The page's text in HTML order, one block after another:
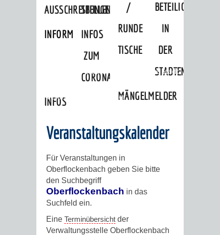
AUSSCHREIBUNGEN
INFORMATIONSPFLICHTEN
STELLENANGEBOTE
INFOS
ZUM
CORONAVIRUS
INFOS
ZUR
/
RUNDE
TISCHE
BETEILIGUNGEN
IN
DER
MÄNGELMELDER
REPORTAGEN
DER AKTUELLES
»Stadtthemen
Unsere Stadt
Ortschaften »Oberflockenbach
Veranstaltungskalender
Veranstaltungskalender
Für Veranstaltungen in
Oberflockenbach geben Sie bitte
den Suchbegriff
Oberflockenbach in das
Suchfeld ein.
Eine Terminübersicht der
Verwaltungsstelle Oberflockenbach